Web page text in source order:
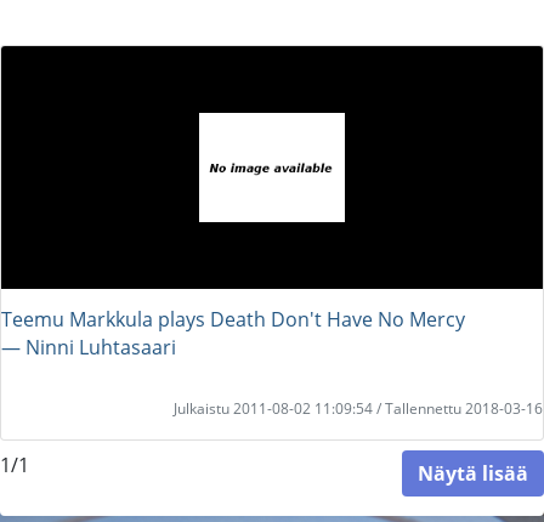
Teemu Markkula plays Death Don't Have No Mercy
― Ninni Luhtasaari
Julkaistu 2011-08-02 11:09:54 / Tallennettu 2018-03-16
1/1 Näytä lisää